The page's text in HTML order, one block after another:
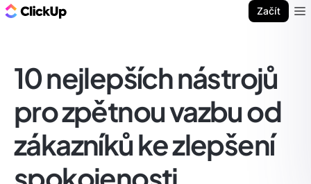
Začít
10 nejlepších nástrojů
pro zpětnou vazbu od
zákazníků ke zlepšení